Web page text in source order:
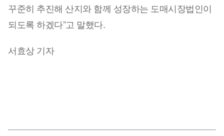
꾸준히 추진해 산지와 함께 성장하는 도매시장법인이
되도록 하겠다”고 말했다.
서효상 기자